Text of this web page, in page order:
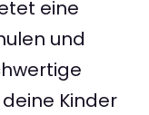
eine
und
Kinder